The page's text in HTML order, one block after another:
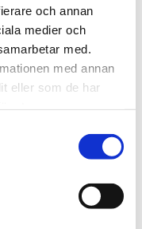
och annan
medier och
med.
med annan
eller som de har
läste